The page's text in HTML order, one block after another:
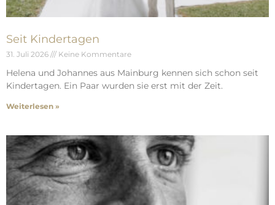
Seit Kindertagen
31. Juli 2026 Keine Kommentare
Helena und Johannes aus Mainburg kennen sich schon seit
Kindertagen. Ein Paar wurden sie erst mit der Zeit.
Weiterlesen »